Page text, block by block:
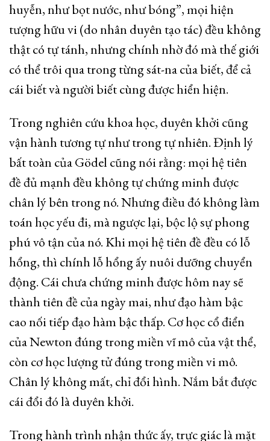
huyễn, như bọt nước, như bóng”, mọi hiện
tượng hữu vi (do nhân duyên tạo tác) đều không
thật có tự tánh, nhưng chính nhờ đó mà thế giới
có thể trôi qua trong từng sát-na của biết, để cả
cái biết và người biết cùng được hiển hiện.
Trong nghiên cứu khoa học, duyên khởi cũng
vận hành tương tự như trong tự nhiên. Định lý
bất toàn của Gödel cũng nói rằng: mọi hệ tiên
đề đủ mạnh đều không tự chứng minh được
chân lý bên trong nó. Nhưng điều đó không làm
toán học yếu đi, mà ngược lại, bộc lộ sự phong
phú vô tận của nó. Khi mọi hệ tiên đề đều có lỗ
hổng, thì chính lỗ hổng ấy nuôi dưỡng chuyển
động. Cái chưa chứng minh được hôm nay sẽ
thành tiên đề của ngày mai, như đạo hàm bậc
cao nối tiếp đạo hàm bậc thấp. Cơ học cổ điển
của Newton đúng trong miền vĩ mô của vật thể,
còn cơ học lượng tử đúng trong miền vi mô.
Chân lý không mất, chỉ đổi hình. Nắm bắt được
cái đổi đó là duyên khởi.
Trong hành trình nhận thức ấy, trực giác là mặt